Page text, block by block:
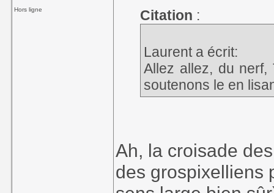
Hors ligne
Citation :
Laurent a écrit:
Allez allez, du nerf,
soutenons le en
Ah, la croisade
des grospixelliens